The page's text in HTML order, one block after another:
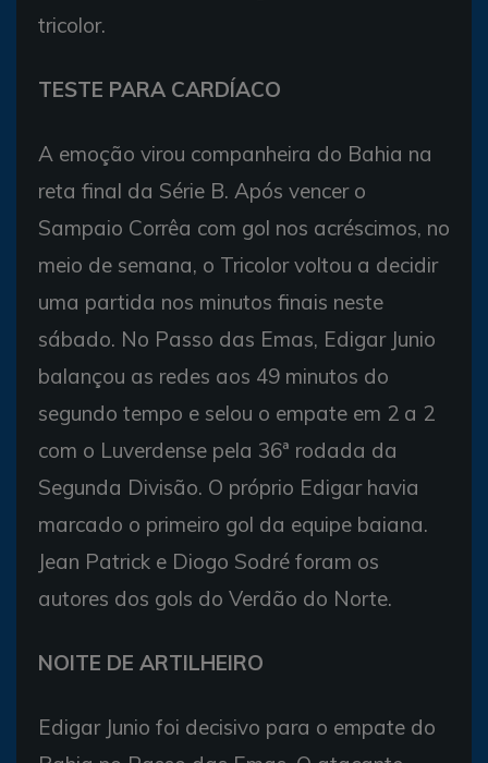
tricolor.
TESTE PARA CARDÍACO
A emoção virou companheira do Bahia na
reta final da Série B. Após vencer o
Sampaio Corrêa com gol nos acréscimos, no
meio de semana, o Tricolor voltou a decidir
uma partida nos minutos finais neste
sábado. No Passo das Emas, Edigar Junio
balançou as redes aos 49 minutos do
segundo tempo e selou o empate em 2 a 2
com o Luverdense pela 36ª rodada da
Segunda Divisão. O próprio Edigar havia
marcado o primeiro gol da equipe baiana.
Jean Patrick e Diogo Sodré foram os
autores dos gols do Verdão do Norte.
NOITE DE ARTILHEIRO
Edigar Junio foi decisivo para o empate do